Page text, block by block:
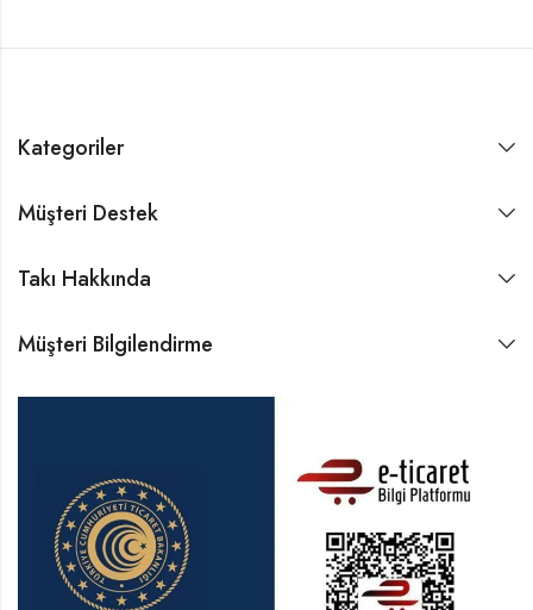
Kategoriler
Müşteri Destek
Takı Hakkında
Müşteri Bilgilendirme